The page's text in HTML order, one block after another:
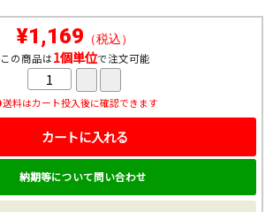
¥1,169 （税込）
この商品は1個単位で注文可能
送料はカート投入後に確認できます
カートに入れる
納期等について問い合わせ